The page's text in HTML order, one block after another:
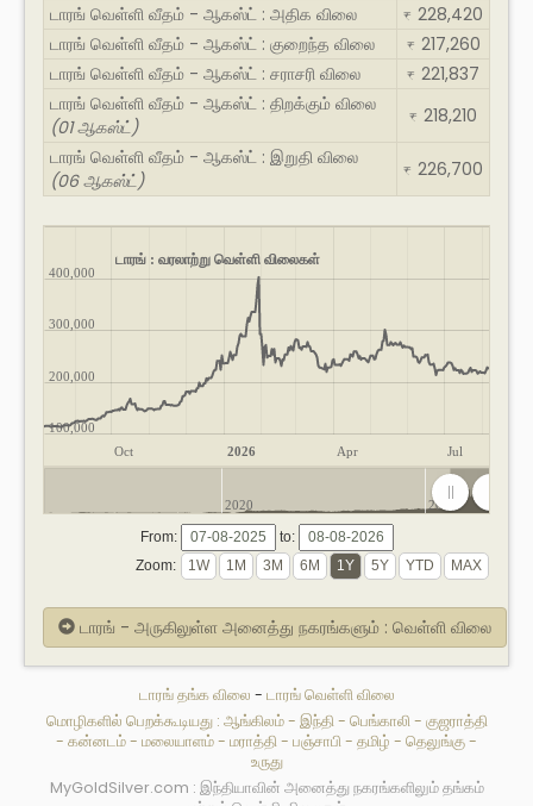
டாரங் வெள்ளி வீதம் - ஆகஸ்ட் : அதிக விலை
₹ 228,420
டாரங் வெள்ளி வீதம் - ஆகஸ்ட் : குறைந்த விலை
₹ 217,260
டாரங் வெள்ளி வீதம் - ஆகஸ்ட் : சராசரி விலை
₹ 221,837
டாரங் வெள்ளி வீதம் - ஆகஸ்ட் : திறக்கும் விலை
(01 ஆகஸ்ட்)
₹ 218,210
டாரங் வெள்ளி வீதம் - ஆகஸ்ட் : இறுதி விலை
(06 ஆகஸ்ட்)
₹ 226,700
டாரங் : வரலாற்று வெள்ளி விலைகள்
Oct 2026 Apr Jul
100,000
200,000
300,000
400,000
2020 2025
From:
to:
Zoom:
டாரங் - அருகிலுள்ள அனைத்து நகரங்களும் : வெள்ளி விலை
டாரங் தங்க விலை - டாரங் வெள்ளி விலை
மொழிகளில் பெறக்கூடியது : ஆங்கிலம்- இந்தி- பெங்காலி- குஜராத்தி
- கன்னடம்- மலையாளம்- மராத்தி- பஞ்சாபி- தமிழ் - தெலுங்கு-
உருது
MyGoldSilver.com : இந்தியாவின் அனைத்து நகரங்களிலும் தங்கம்